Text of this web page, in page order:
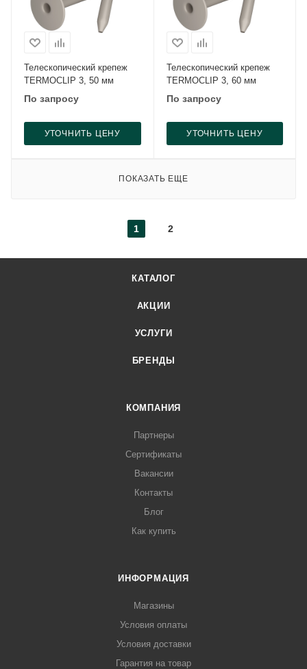
Телескопический крепеж
TERMOCLIP 3, 50 мм
По запросу
УТОЧНИТЬ ЦЕНУ
Телескопический крепеж
TERMOCLIP 3, 60 мм
По запросу
УТОЧНИТЬ ЦЕНУ
ПОКАЗАТЬ ЕЩЕ
1 2
КАТАЛОГ
АКЦИИ
УСЛУГИ
БРЕНДЫ
КОМПАНИЯ
Партнеры
Сертификаты
Вакансии
Контакты
Блог
Как купить
ИНФОРМАЦИЯ
Магазины
Условия оплаты
Условия доставки
Гарантия на товар